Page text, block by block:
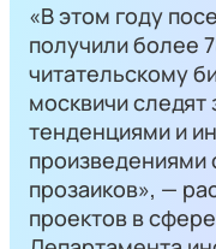
«В этом году
получили более
читательскому
москвичи
тенденциями и
произведениями
прозаиков», —
проектов в